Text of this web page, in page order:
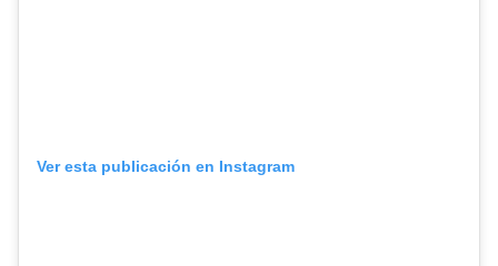
Ver esta publicación en Instagram